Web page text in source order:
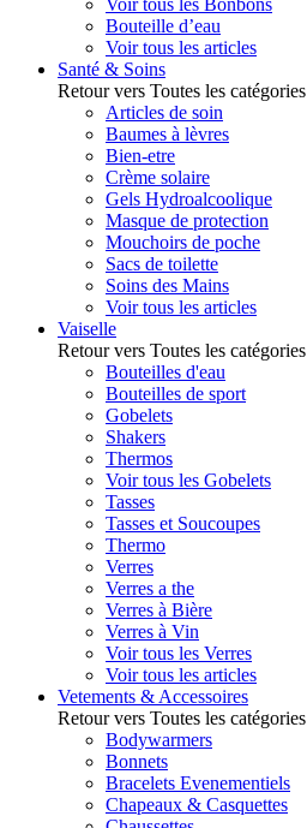
Voir tous les Bonbons
Bouteille d’eau
Voir tous les articles
Santé & Soins
Retour vers Toutes les catégories
Articles de soin
Baumes à lèvres
Bien-etre
Crème solaire
Gels Hydroalcoolique
Masque de protection
Mouchoirs de poche
Sacs de toilette
Soins des Mains
Voir tous les articles
Vaiselle
Retour vers Toutes les catégories
Bouteilles d'eau
Bouteilles de sport
Gobelets
Shakers
Thermos
Voir tous les Gobelets
Tasses
Tasses et Soucoupes
Thermo
Verres
Verres a the
Verres à Bière
Verres à Vin
Voir tous les Verres
Voir tous les articles
Vetements & Accessoires
Retour vers Toutes les catégories
Bodywarmers
Bonnets
Bracelets Evenementiels
Chapeaux & Casquettes